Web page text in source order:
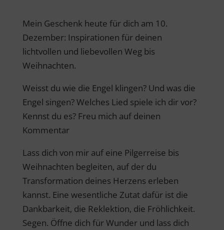
Mein Geschenk heute für dich am 10.
Dezember: Inspirationen für deinen
lichtvollen und liebevollen Weg bis
Weihnachten.
Weisst du wie die Engel klingen? Und was die
Engel singen? Welches Lied spiele ich dir vor?
Kennst du es? Freu mich auf deinen
Kommentar
Lass dich von mir auf eine Pilgerreise bis
Weihnachten begleiten, auf der du
Transformation deines Herzens erleben
kannst. Eine wesentliche Zutat dafür ist die
Dankbarkeit, die Reklektion, die Fröhlichkeit.
Segen. Öffne dich für Wunder und lass dich